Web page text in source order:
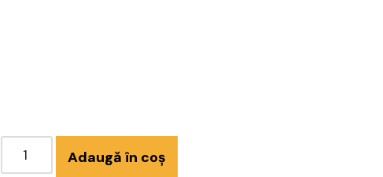
Adaugă în coș